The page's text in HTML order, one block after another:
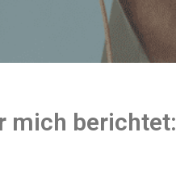
mich berichtet: